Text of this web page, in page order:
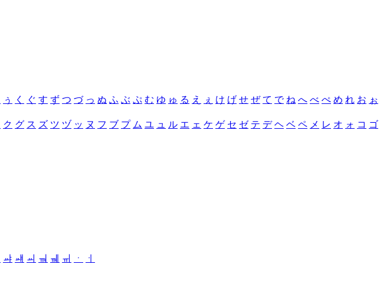
ぅ く ぐ す ず つ づ っ ぬ ふ ぶ ぷ む ゆ ゅ る え ぇ け げ せ ぜ て で ね へ べ ぺ め れ お ぉ
ク グ ス ズ ツ ヅ ッ ヌ フ ブ プ ム ユ ュ ル エ ェ ケ ゲ セ ゼ テ デ ヘ ベ ペ メ レ オ ォ コ ゴ
ㆇ ㆈ ㆉ ㆊ ㆋ ㆌ ㆍ
ㆎ